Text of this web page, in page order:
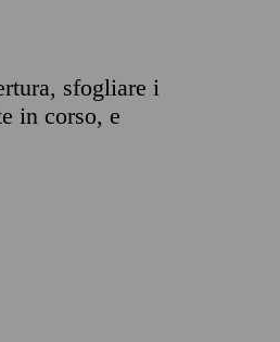
sfogliare i
in corso, e